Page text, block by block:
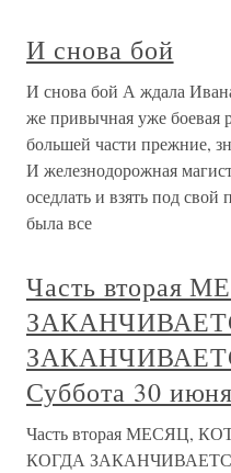
И снова бой
И снова бой А ждала
же привычная уже боевая
большей части прежние,
И железнодорожная
оседлать и взять под свой
была все
Часть вторая
Суббота 30
Часть вторая МЕСЯЦ,
КОГДА